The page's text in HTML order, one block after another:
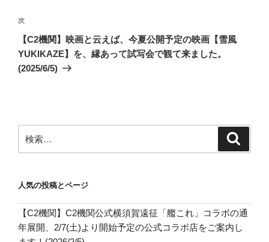
ゲ
ー
シ
ョ
次
の
投
稿
次
【C2機関】映画と云えば、今夏公開予定の映画【雪風
YUKIKAZE】を、縁あって試写会で観て来ました。
(2025/6/5)
索:
人気の投稿とページ
【C2機関】C2機関公式横須賀遠征「艦これ」コラボの通
年展開、2/7(土)より開始予定の公式コラボ店をご案内し